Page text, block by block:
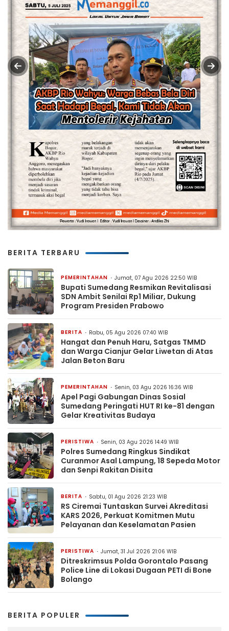
BERITA TERBARU
PEMERINTAHAN Jumat, 07 Agu 2026 22:50 WIB
Bupati Sumedang Resmikan Revitalisasi
SDN Ambit Senilai Rp1 Miliar, Dukung
Program Presiden Prabowo
BERITA Rabu, 05 Agu 2026 07:40 WIB
Hangat dan Penuh Haru, Satgas TMMD
dan Warga Cianjur Gelar Liwetan di Atas
Jalan Beton Baru
PEMERINTAHAN Senin, 03 Agu 2026 16:36 WIB
Apel Pagi Gabungan Dinas Sosial
Sumedang Peringati HUT RI ke-81 dengan
Gelar Kreativitas Budaya
PERISTIWA Senin, 03 Agu 2026 14:49 WIB
Polres Sumedang Ringkus Sindikat
Curanmor Asal Lampung, 18 Sepeda Motor
dan Senpi Rakitan Disita
BERITA Sabtu, 01 Agu 2026 21:23 WIB
RS Ciremai Tuntaskan Survei Akreditasi
KARS 2026, Perkuat Komitmen Mutu
Pelayanan dan Keselamatan Pasien
PERISTIWA Jumat, 31 Jul 2026 21:06 WIB
Ditreskrimsus Polda Gorontalo Pasang
Police Line di Lokasi Dugaan PETI di Bone
Bolango
BERITA POPULER